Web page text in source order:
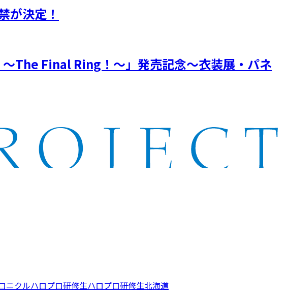
が決定！
The Final Ring！～」発売記念～衣装展・パネ
ニクルハロプロ研修生ハロプロ研修生北海道